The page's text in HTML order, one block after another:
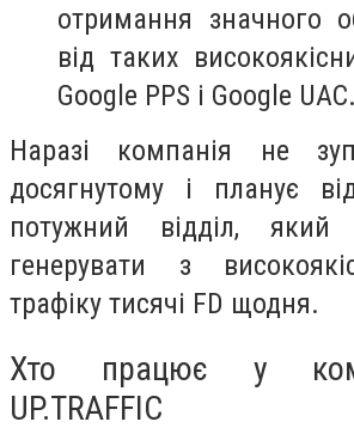
отримання значного
від таких
Google PPS і Google UAC.
Наразі компанія не
досягнутому і планує
потужний відділ, який
генерувати з
трафіку тисячі FD щодня.
Хто працює у
UP.TRAFFIC